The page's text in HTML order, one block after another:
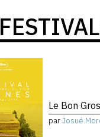
Le Bon
parJosué